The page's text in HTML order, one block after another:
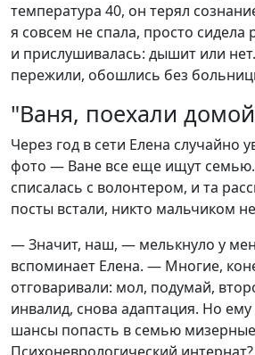
температура 40, он терял
я совсем не спала, просто сидела
и прислушивалась: дышит или
пережили, обошлись без
"Ваня, поехали
Через год в сети Елена случайно
фото — Ване все еще ищут
списалась с волонтером, и та
посты встали, никто мальчиком
— Значит, наш, — мелькнуло у
вспоминает Елена. — Многие,
отговаривали: мол, подумай,
инвалид, снова адаптация. Но
шансы попасть в семью